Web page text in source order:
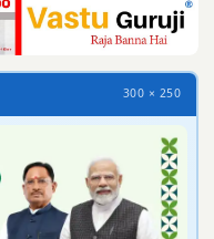
300 × 250